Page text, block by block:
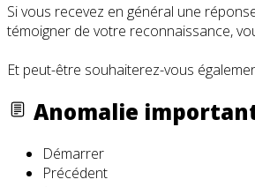
Si vous recevez en général une
témoigner de votre reconnaissance,
Et peut-être souhaiterez-vous
Anomalie
Démarrer
Précédent